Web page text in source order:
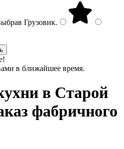
Грузовик.
в ближайшее время.
в Старой
фабричного